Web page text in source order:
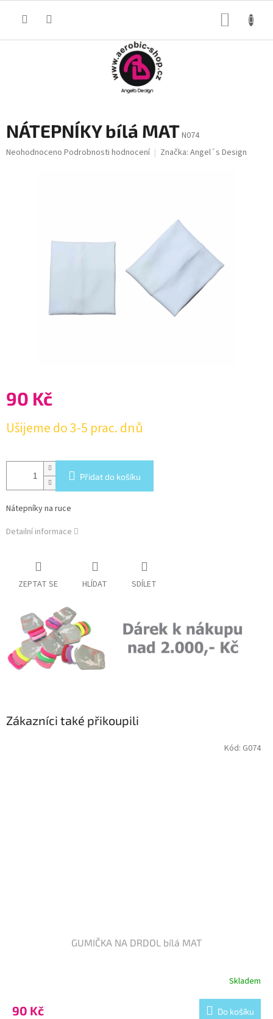
NÁTEPNÍKY bílá MATN074
Průměrné
Neohodnoceno Podrobnosti hodnocení Značka: Angel´s Design
90 Kč
cena:
Ušijeme do 3-5 prac. dnů
Přidat do košíku
Nátepníky na ruce
Detailní informace
ZEPTAT SE HLÍDAT SDÍLET
Zákazníci také přikoupili
GUMIČKA NA DRDOL bílá MAT
Skladem
90 Kč Do košíku
Kód: G074